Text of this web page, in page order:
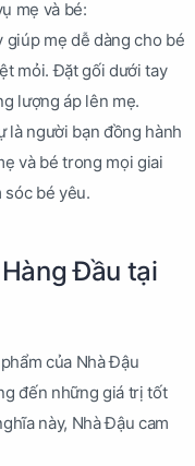
mẹ và bé:
giúp mẹ dễ dàng cho bé
mỏi. Đặt gối dưới tay
lượng áp lên mẹ.
là người bạn đồng hành
và bé trong mọi giai
sóc bé yêu.
Đầu tại
của Nhà Đậu
đến những giá trị tốt
này, Nhà Đậu cam